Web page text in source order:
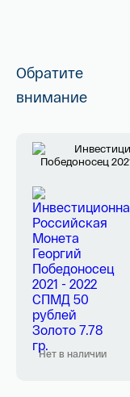
Обратите
внимание
Нет в наличии